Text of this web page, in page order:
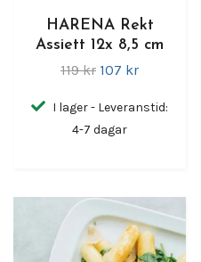
HARENA Rekt
Assiett 12x 8,5 cm
119 kr 107 kr
I lager - Leveranstid:
4-7 dagar